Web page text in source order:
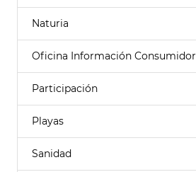
Naturia
Oficina Información Consumidor
Participación
Playas
Sanidad